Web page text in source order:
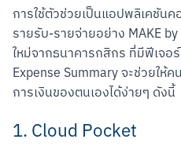
การใช้ตัวช่วยเป็นแอปพลิเคชัน
รายรับ-รายจ่ายอย่าง MAKE
ใหม่จากธนาคารกสิกร ที่มีฟีเจอ
Expense Summary จะช่วยใ
การเงินของตนเองได้ง่ายๆ ดังนี้
1. Cloud Pocket